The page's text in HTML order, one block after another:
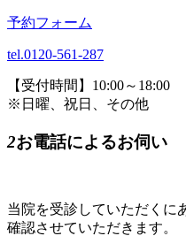
予約フォーム
tel.0120-561-287
【受付時間】10:00～18:00
※日曜、祝日、その他
2お電話によるお伺い
当院を受診していただくに
確認させていただきます。